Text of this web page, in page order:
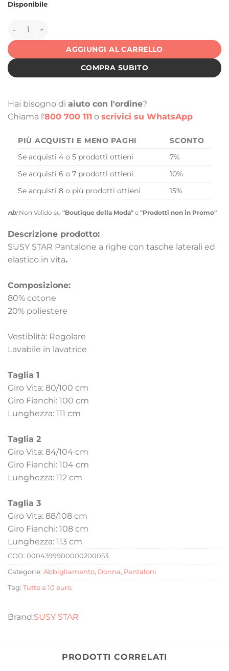
Disponibile
144231 quantità
AGGIUNGI AL CARRELLO
COMPRA SUBITO
Hai bisogno di aiuto con l'ordine?
Chiama l'800 700 111 o scrivici su WhatsApp
PIÙ ACQUISTI E MENO PAGHI
SCONTO
Se acquisti 4 o 5 prodotti ottieni
7%
Se acquisti 6 o 7 prodotti ottieni
10%
Se acquisti 8 o più prodotti ottieni
15%
nb:Non Valido su "Boutique della Moda" e "Prodotti non in Promo"
Descrizione prodotto:
SUSY STAR Pantalone a righe con tasche laterali ed
elastico in vita.
Composizione:
80% cotone
20% poliestere
Vestiblità: Regolare
Lavabile in lavatrice
Taglia 1
Giro Vita: 80/100 cm
Giro Fianchi: 100 cm
Lunghezza: 111 cm
Taglia 2
Giro Vita: 84/104 cm
Giro Fianchi: 104 cm
Lunghezza: 112 cm
Taglia 3
Giro Vita: 88/108 cm
Giro Fianchi: 108 cm
Lunghezza: 113 cm
COD: 0004399900000200053
Categorie: Abbigliamento, Donna, Pantaloni
Tag: Tutto a 10 euro
SUSY STAR
PRODOTTI CORRELATI